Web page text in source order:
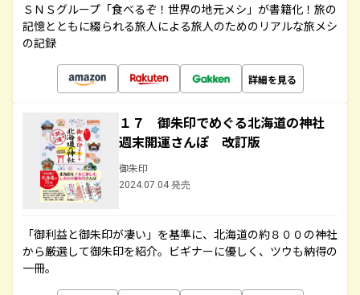
ＳＮＳグループ「食べるぞ！世界の地元メシ」が書籍化！旅の
記憶とともに綴られる旅人による旅人のためのリアルな旅メシ
の記録
詳細を見る
１７ 御朱印でめぐる北海道の神社
週末開運さんぽ 改訂版
御朱印
2024.07.04 発売
「御利益と御朱印が凄い」を基準に、北海道の約８００の神社
から厳選して御朱印を紹介。ビギナーに優しく、ツウも納得の
一冊。